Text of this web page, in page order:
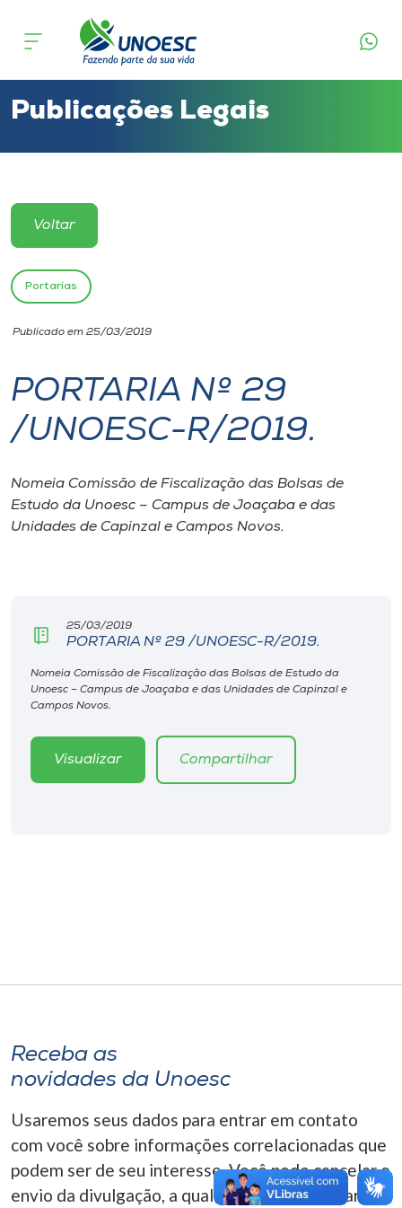
Cursos
Atendimento ao Estudante
Portal de Ensino
Unoesc
Internacionalização
I.nova
Diplomados
Editora
Rádio
o idioma
A-
Publicações Legais
Voltar
Portarias
Publicado em 25/03/2019
PORTARIA Nº 29
/UNOESC-R/2019.
Nomeia Comissão de Fiscalização das Bolsas de
Estudo da Unoesc – Campus de Joaçaba e das
Unidades de Capinzal e Campos Novos.
25/03/2019
PORTARIA Nº 29 /UNOESC-R/2019.
Nomeia Comissão de Fiscalização das Bolsas de Estudo da
Unoesc – Campus de Joaçaba e das Unidades de Capinzal e
Campos Novos.
Visualizar Compartilhar
Receba as
novidades da Unoesc
Usaremos seus dados para entrar em contato
com você sobre informações correlacionadas que
podem ser de seu interesse. Você pode cancelar o
envio da divulgação, a qualquer momento. Para